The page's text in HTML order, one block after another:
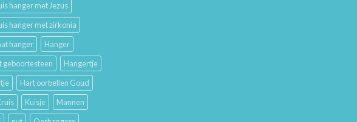
hanger met Jezus
hanger met zirkonia
hanger
Hanger
geboortesteen
Hangertje
Hart oorbellen Goud
Kuisje
Mannen